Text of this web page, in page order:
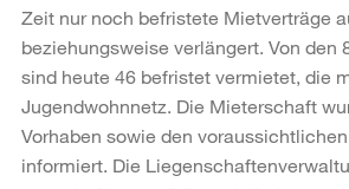
Zeit nur noch befristete Mietverträge
beziehungsweise verlängert. Von den
sind heute 46 befristet vermietet, die
Jugendwohnnetz. Die Mieterschaft
Vorhaben sowie den
informiert. Die